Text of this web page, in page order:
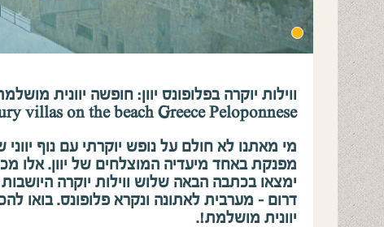
ווילות יוקרה בפלופונס יוון: חופשה יוונית
villas on the beach Greece Peloponnese
מי מאתנו לא חולם על נופש יוקרתי עם נוף
מפנקת באחד מיעדיה המוצלחים של יוון. אלו
ימצאו בכתבה הבאה שלוש ווילות יוקרה
דרום – מערבית לאתונה ונקרא פלופונס. בואו
יוונית מושלמת!.